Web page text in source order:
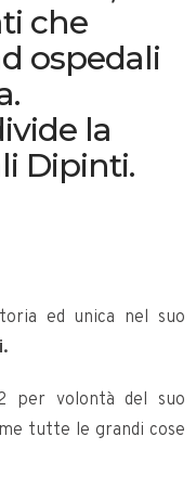
che
ospedali
la
Dipinti.
ed unica nel suo
per volontà del suo
tutte le grandi cose